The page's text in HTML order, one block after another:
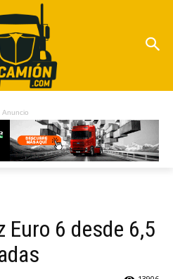
Anuncio
Euro 6 desde 6,5